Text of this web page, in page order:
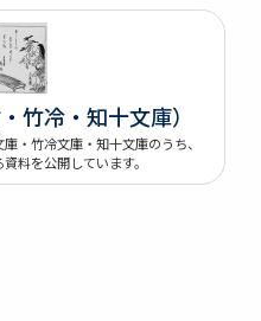
竹冷・知十文庫）
・竹冷文庫・知十文庫のうち、
料を公開しています。